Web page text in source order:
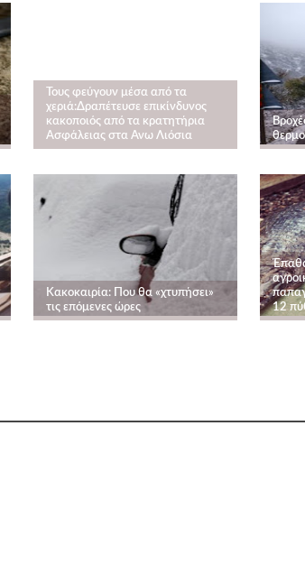
Τους φεύγουν μέσα από τα
χεριά:Δραπέτευσε επικίνδυνος
κακοποιός από τα κρατητήρια
Ασφάλειας στα Ανω Λιόσια
Κακοκαιρία: Που θα «χτυπήσει»
τις επόμενες ώρες
12